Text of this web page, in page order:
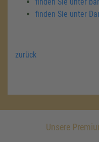
finden Sie unter
zurück
Unsere